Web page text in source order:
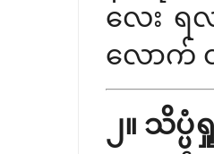
လေး ရ
လောက်
၂။ သိပ္ပံ